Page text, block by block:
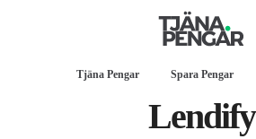
Tjäna Pengar Spara Pengar
Lendify